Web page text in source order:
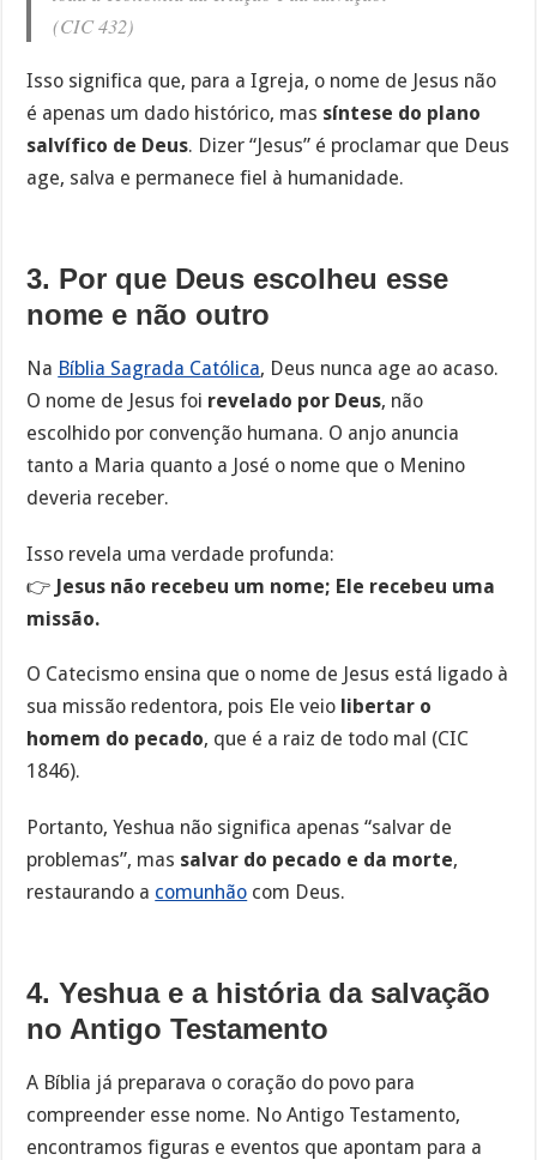
(CIC 432)
Isso significa que, para a Igreja, o nome de Jesus não
é apenas um dado histórico, mas síntese do plano
salvífico de Deus. Dizer “Jesus” é proclamar que Deus
age, salva e permanece fiel à humanidade.
3. Por que Deus escolheu esse
nome e não outro
Na Bíblia Sagrada Católica, Deus nunca age ao acaso.
O nome de Jesus foi revelado por Deus, não
escolhido por convenção humana. O anjo anuncia
tanto a Maria quanto a José o nome que o Menino
deveria receber.
Isso revela uma verdade profunda:
👉 Jesus não recebeu um nome; Ele recebeu uma
missão.
O Catecismo ensina que o nome de Jesus está ligado à
sua missão redentora, pois Ele veio libertar o
homem do pecado, que é a raiz de todo mal (CIC
1846).
Portanto, Yeshua não significa apenas “salvar de
problemas”, mas salvar do pecado e da morte,
restaurando a comunhão com Deus.
4. Yeshua e a história da salvação
no Antigo Testamento
A Bíblia já preparava o coração do povo para
compreender esse nome. No Antigo Testamento,
encontramos figuras e eventos que apontam para a